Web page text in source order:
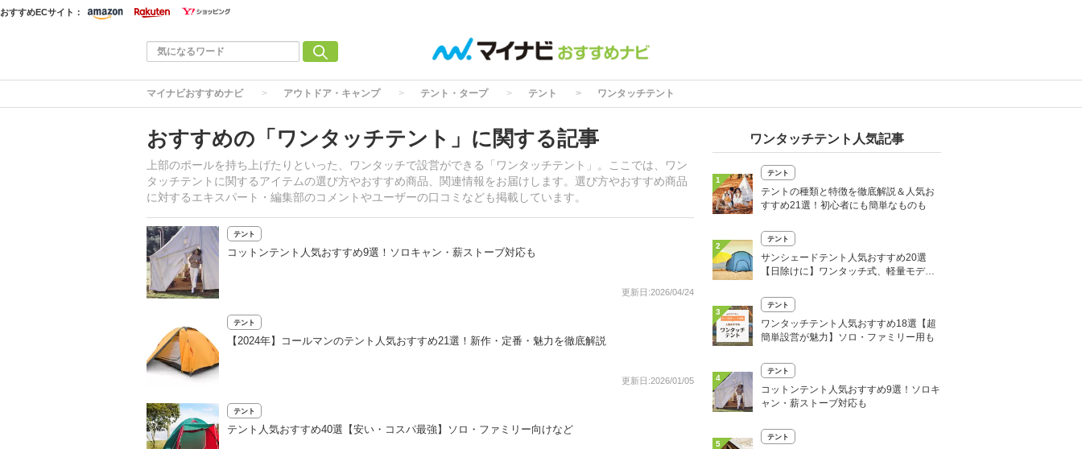
おすすめECサイト：
マイナビおすすめナビ アウトドア・キャンプ テント・タープ テント ワンタッチテント
おすすめの「ワンタッチテント」に関する記事
上部のポールを持ち上げたりといった、ワンタッチで設営ができる「ワンタッチテント」。ここでは、ワン
タッチテントに関するアイテムの選び方やおすすめ商品、関連情報をお届けします。選び方やおすすめ商品
に対するエキスパート・編集部のコメントやユーザーの口コミなども掲載しています。
テント
コットンテント人気おすすめ9選！ソロキャン・薪ストーブ対応も
更新日:2026/04/24
テント
【2024年】コールマンのテント人気おすすめ21選！新作・定番・魅力を徹底解説
更新日:2026/01/05
テント
テント人気おすすめ40選【安い・コスパ最強】ソロ・ファミリー向けなど
ワンタッチテント人気記事
1
テント
テントの種類と特徴を徹底解説＆人気お
すすめ21選！初心者にも簡単なものも
2
テント
サンシェードテント人気おすすめ20選
【日除けに】ワンタッチ式、軽量モデル
3
テント
ワンタッチテント人気おすすめ18選【超
簡単設営が魅力】ソロ・ファミリー用も
4
テント
コットンテント人気おすすめ9選！ソロキ
ャン・薪ストーブ対応も
5
テント